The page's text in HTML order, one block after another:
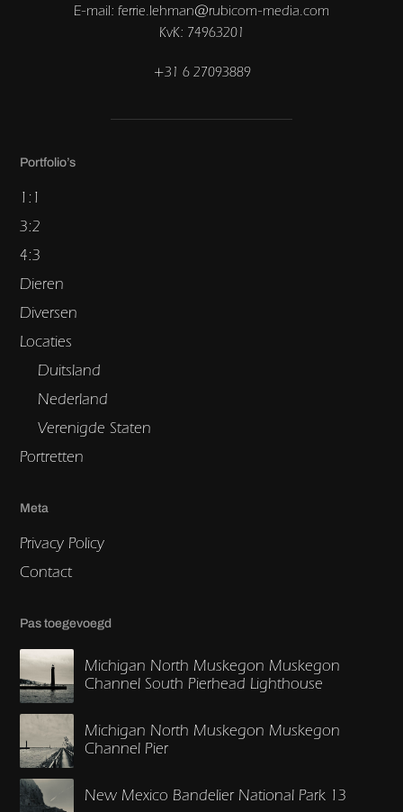
E-mail: ferrie.lehman@rubicom-media.com
KvK: 74963201
+31 6 27093889
Portfolio’s
1:1
3:2
4:3
Dieren
Diversen
Locaties
Duitsland
Nederland
Verenigde Staten
Portretten
Meta
Privacy Policy
Contact
Pas toegevoegd
Michigan North Muskegon Muskegon
Channel South Pierhead Lighthouse
Michigan North Muskegon Muskegon
Channel Pier
New Mexico Bandelier National Park 13